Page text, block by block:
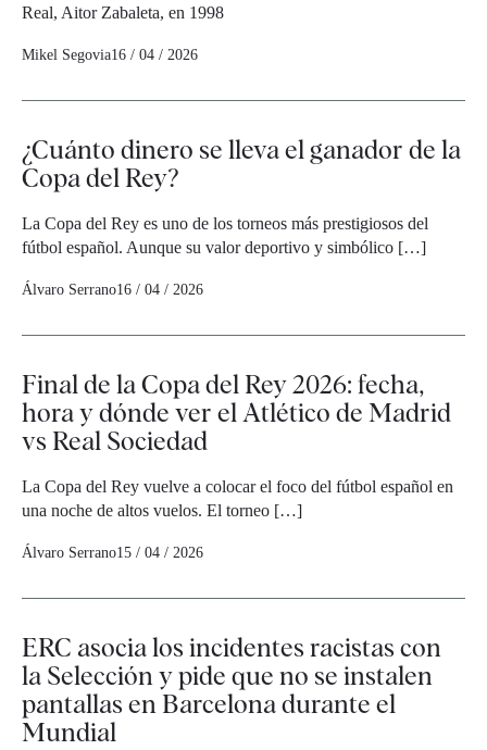
Real, Aitor Zabaleta, en 1998
Mikel Segovia16 / 04 / 2026
¿Cuánto dinero se lleva el ganador de la
Copa del Rey?
La Copa del Rey es uno de los torneos más prestigiosos del
fútbol español. Aunque su valor deportivo y simbólico […]
Álvaro Serrano16 / 04 / 2026
Final de la Copa del Rey 2026: fecha,
hora y dónde ver el Atlético de Madrid
vs Real Sociedad
La Copa del Rey vuelve a colocar el foco del fútbol español en
una noche de altos vuelos. El torneo […]
Álvaro Serrano15 / 04 / 2026
ERC asocia los incidentes racistas con
la Selección y pide que no se instalen
pantallas en Barcelona durante el
Mundial